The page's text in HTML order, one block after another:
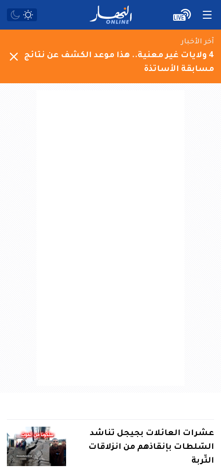
آخر الأخبار
4 ولايات غير معنية.. هذا موعد الكشف عن نتائج
مسابقة الأساتذة
عشرات العائلات بجيجل تناشد
السّلطات بإنقاذهم من انزلاقات
التّربة